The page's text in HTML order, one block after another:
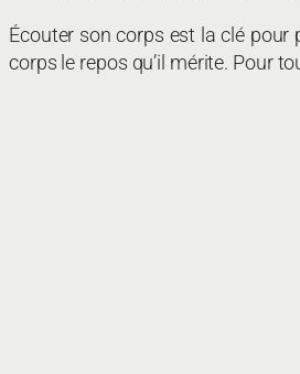
Écouter son corps est la clé pour
corps le repos qu’il mérite. Pour